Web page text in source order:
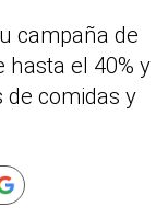
campaña de
hasta el 40% y
de comidas y